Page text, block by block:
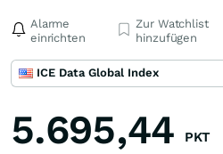
Alarme
einrichten
Zur Watchlist
hinzufügen
ICE Data Global Index
5.695,44 PKT